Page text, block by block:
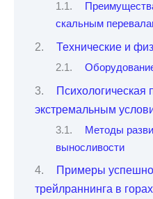
скальным
Технические и
Психологическая
экстремальным
Методы
выносливости
Примеры
трейлраннинга в горах